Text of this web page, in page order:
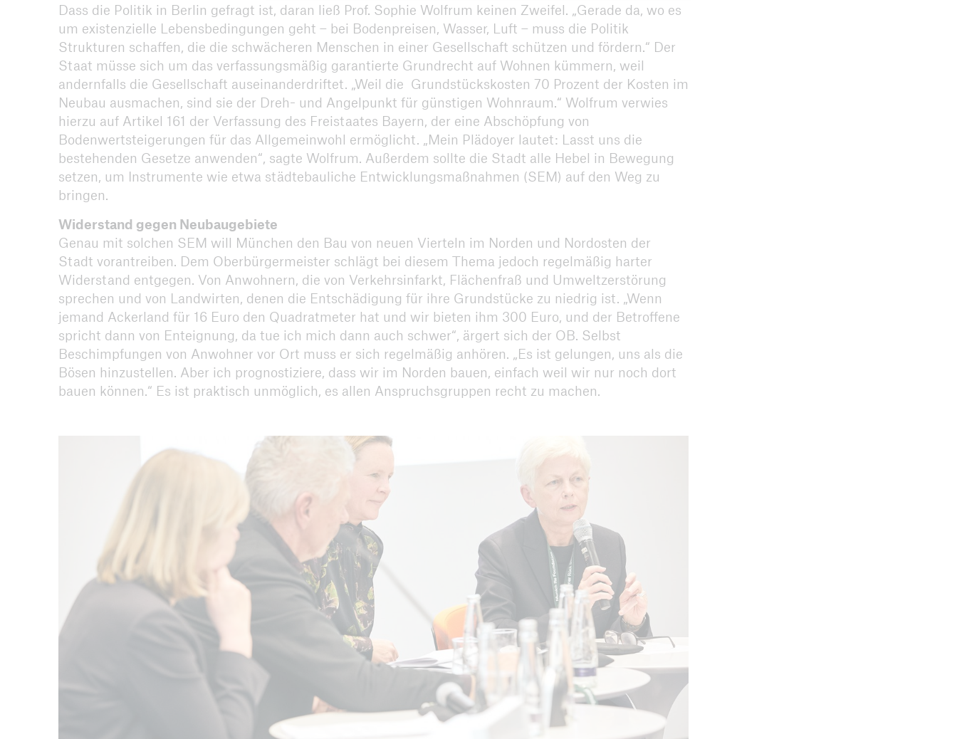
Dass die Politik in Berlin gefragt ist, daran ließ Prof. Sophie Wolfrum keinen Zweifel. „Gerade da, wo es
um existenzielle Lebensbedingungen geht – bei Bodenpreisen, Wasser, Luft – muss die Politik
Strukturen schaffen, die die schwächeren Menschen in einer Gesellschaft schützen und fördern.“ Der
Staat müsse sich um das verfassungsmäßig garantierte Grundrecht auf Wohnen kümmern, weil
andernfalls die Gesellschaft auseinanderdriftet. „Weil die Grundstückskosten 70 Prozent der Kosten im
Neubau ausmachen, sind sie der Dreh- und Angelpunkt für günstigen Wohnraum.“ Wolfrum verwies
hierzu auf Artikel 161 der Verfassung des Freistaates Bayern, der eine Abschöpfung von
Bodenwertsteigerungen für das Allgemeinwohl ermöglicht. „Mein Plädoyer lautet: Lasst uns die
bestehenden Gesetze anwenden“, sagte Wolfrum. Außerdem sollte die Stadt alle Hebel in Bewegung
setzen, um Instrumente wie etwa städtebauliche Entwicklungsmaßnahmen (SEM) auf den Weg zu
bringen.
Widerstand gegen Neubaugebiete
Genau mit solchen SEM will München den Bau von neuen Vierteln im Norden und Nordosten der
Stadt vorantreiben. Dem Oberbürgermeister schlägt bei diesem Thema jedoch regelmäßig harter
Widerstand entgegen. Von Anwohnern, die von Verkehrsinfarkt, Flächenfraß und Umweltzerstörung
sprechen und von Landwirten, denen die Entschädigung für ihre Grundstücke zu niedrig ist. „Wenn
jemand Ackerland für 16 Euro den Quadratmeter hat und wir bieten ihm 300 Euro, und der Betroffene
spricht dann von Enteignung, da tue ich mich dann auch schwer“, ärgert sich der OB. Selbst
Beschimpfungen von Anwohner vor Ort muss er sich regelmäßig anhören. „Es ist gelungen, uns als die
Bösen hinzustellen. Aber ich prognostiziere, dass wir im Norden bauen, einfach weil wir nur noch dort
bauen können.“ Es ist praktisch unmöglich, es allen Anspruchsgruppen recht zu machen.